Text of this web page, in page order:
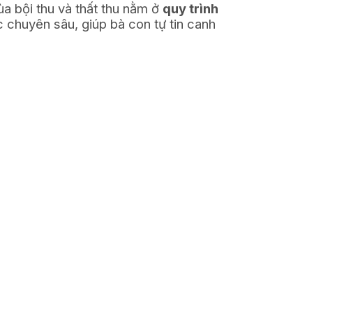
bội thu và thất thu nằm ở quy trình
sâu, giúp bà con tự tin canh